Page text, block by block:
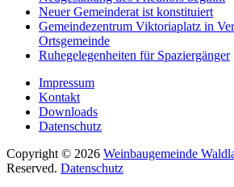
Neuer Gemeinderat ist konstituiert
Gemeindezentrum Viktoriaplatz in
Ortsgemeinde
Ruhegelegenheiten für Spaziergänger
Impressum
Kontakt
Downloads
Datenschutz
Copyright © 2026 Weinbaugemeinde
Reserved. Datenschutz